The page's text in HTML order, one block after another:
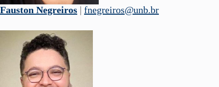
Fauston Negreiros | fnegreiros@unb.br